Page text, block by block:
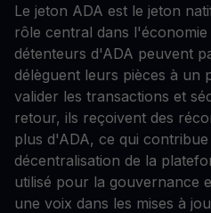
Le jeton ADA est le jeton
rôle central dans l'économie
détenteurs d'ADA peuvent
délèguent leurs pièces à un
valider les transactions et
retour, ils reçoivent des
plus d'ADA, ce qui contribue
décentralisation de la
utilisé pour la gouvernance
une voix dans les mises à